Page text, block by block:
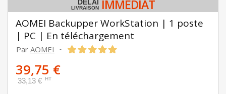
DÉLAI
LIVRAISON IMMÉDIAT
AOMEI Backupper WorkStation | 1 poste
| PC | En téléchargement
Par AOMEI -
39,75 €
33,13 € HT